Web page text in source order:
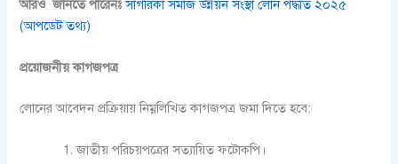
আরও জানতে পারেনঃ সাগরিকা সমাজ উন্নয়ন সংস্থা লোন পদ্ধতি ২০২৫
(আপডেট তথ্য)
প্রয়োজনীয় কাগজপত্র
লোনের আবেদন প্রক্রিয়ায় নিম্নলিখিত কাগজপত্র জমা দিতে হবে:
জাতীয় পরিচয়পত্রের সত্যায়িত ফটোকপি।